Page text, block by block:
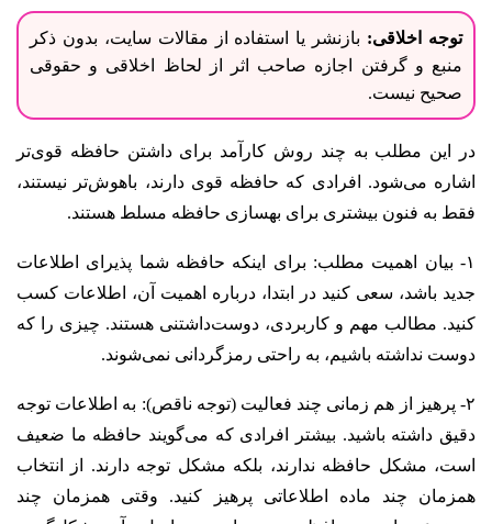
توجه اخلاقی: بازنشر یا استفاده از مقالات سایت، بدون ذکر
منبع و گرفتن اجازه صاحب اثر از لحاظ اخلاقی و حقوقی
صحیح نیست.
در این مطلب به چند روش کارآمد برای داشتن حافظه قوی‌تر
اشاره می‌شود. افرادی که حافظه قوی دارند، باهوش‌تر نیستند،
فقط به فنون بیشتری برای بهسازی حافظه مسلط هستند.
۱- بیان اهمیت مطلب: برای اینکه حافظه شما پذیرای اطلاعات
جدید باشد، سعی کنید در ابتدا، درباره اهمیت آن، اطلاعات کسب
کنید. مطالب مهم و کاربردی، دوست‌داشتنی هستند. چیزی را که
دوست نداشته باشیم، به راحتی رمزگردانی نمی‌شوند.
۲- پرهیز از هم زمانی چند فعالیت (توجه ناقص): به اطلاعات توجه
دقیق داشته باشید. بیشتر افرادی که می‌گویند حافظه ما ضعیف
است، مشکل حافظه ندارند، بلکه مشکل توجه دارند. از انتخاب
همزمان چند ماده اطلاعاتی پرهیز کنید. وقتی همزمان چند